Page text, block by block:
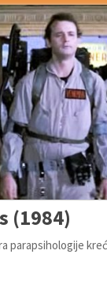
(1984)
parapsihologije